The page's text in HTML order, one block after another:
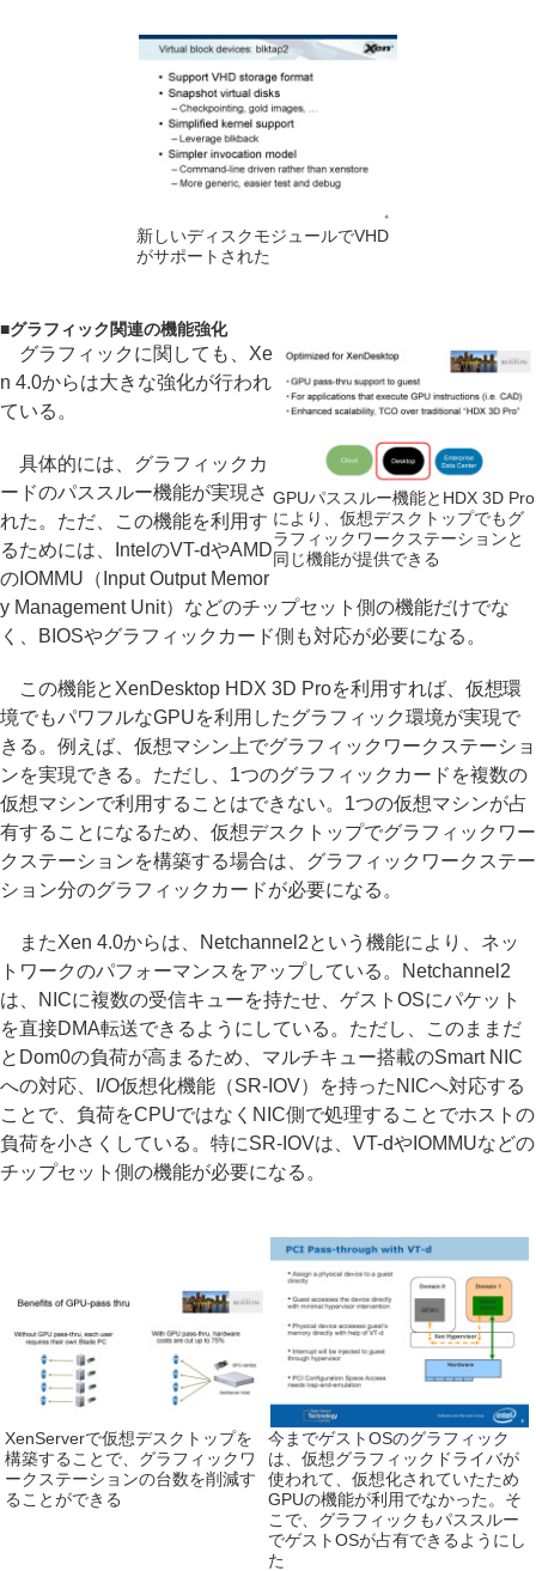
新しいディスクモジュールでVHD
がサポートされた
■グラフィック関連の機能強化
GPUパススルー機能とHDX 3D Pro
により、仮想デスクトップでもグ
ラフィックワークステーションと
同じ機能が提供できる
グラフィックに関しても、Xe
n 4.0からは大きな強化が行われ
ている。
具体的には、グラフィックカ
ードのパススルー機能が実現さ
れた。ただ、この機能を利用す
るためには、IntelのVT-dやAMD
のIOMMU（Input Output Memor
y Management Unit）などのチップセット側の機能だけでな
く、BIOSやグラフィックカード側も対応が必要になる。
この機能とXenDesktop HDX 3D Proを利用すれば、仮想環
境でもパワフルなGPUを利用したグラフィック環境が実現で
きる。例えば、仮想マシン上でグラフィックワークステーショ
ンを実現できる。ただし、1つのグラフィックカードを複数の
仮想マシンで利用することはできない。1つの仮想マシンが占
有することになるため、仮想デスクトップでグラフィックワー
クステーションを構築する場合は、グラフィックワークステー
ション分のグラフィックカードが必要になる。
またXen 4.0からは、Netchannel2という機能により、ネッ
トワークのパフォーマンスをアップしている。Netchannel2
は、NICに複数の受信キューを持たせ、ゲストOSにパケット
を直接DMA転送できるようにしている。ただし、このままだ
とDom0の負荷が高まるため、マルチキュー搭載のSmart NIC
への対応、I/O仮想化機能（SR-IOV）を持ったNICへ対応する
ことで、負荷をCPUではなくNIC側で処理することでホストの
負荷を小さくしている。特にSR-IOVは、VT-dやIOMMUなどの
チップセット側の機能が必要になる。
XenServerで仮想デスクトップを
構築することで、グラフィックワ
ークステーションの台数を削減す
ることができる
今までゲストOSのグラフィック
は、仮想グラフィックドライバが
使われて、仮想化されていたため
GPUの機能が利用でなかった。そ
こで、グラフィックもパススルー
でゲストOSが占有できるようにし
た